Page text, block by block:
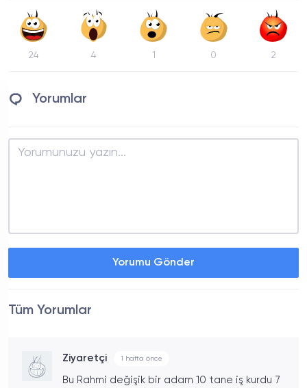
24 4 1 0 2
Yorumlar
Yorumu Gönder
Tüm Yorumlar
Ziyaretçi 1 hafta önce
Bu Rahmi değişik bir adam 10 tane iş kurdu 7